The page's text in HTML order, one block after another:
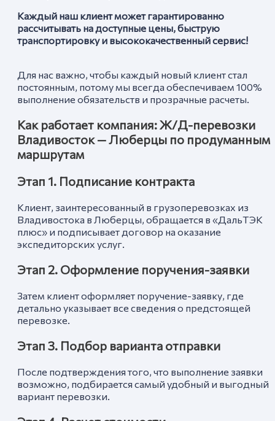
Каждый наш клиент может гарантированно
рассчитывать на доступные цены, быструю
транспортировку и высококачественный сервис!
Для нас важно, чтобы каждый новый клиент стал
постоянным, потому мы всегда обеспечиваем 100%
выполнение обязательств и прозрачные расчеты.
Как работает компания: Ж/Д-перевозки
Владивосток —Люберцы по продуманным
маршрутам
Этап 1. Подписание контракта
Клиент, заинтересованный в грузоперевозках из
Владивостока в Люберцы, обращается в «ДальТЭК
плюс» и подписывает договор на оказание
экспедиторских услуг.
Этап 2. Оформление поручения-заявки
Затем клиент оформляет поручение-заявку, где
детально указывает все сведения о предстоящей
перевозке.
Этап 3. Подбор варианта отправки
После подтверждения того, что выполнение заявки
возможно, подбирается самый удобный и выгодный
вариант перевозки.